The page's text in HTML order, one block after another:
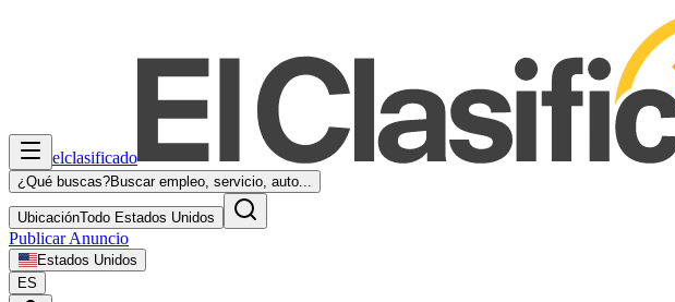
elclasificado
¿Qué buscas?Buscar empleo, servicio, auto...
UbicaciónTodo Estados Unidos
Publicar Anuncio
Estados Unidos
ES